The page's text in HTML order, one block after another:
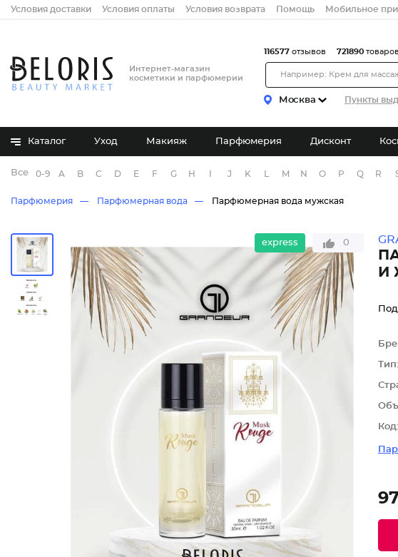
Условия доставки Условия оплаты Условия возврата Помощь Мобильное
Интернет-магазин
косметики и парфюмерии
Москва Пункты
116577 отзывов 721890 товаров
Каталог Уход Макияж Парфюмерия Дисконт
Все бренды
0-9 A B C D E F G H J K M N O P Q R
Парфюмерия Парфюмерная вода Парфюмерная вода мужская
express 0
И
Тип:
Код: